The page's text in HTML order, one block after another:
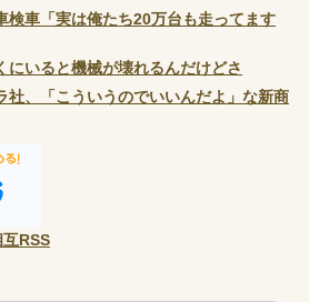
検車「実は俺たち20万台も走ってます
にいると機械が壊れるんだけどさ
社、「こういうのでいいんだよ」な新商
RSS